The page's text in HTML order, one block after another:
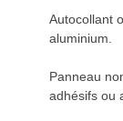
Autocollant
aluminium.
Panneau
adhésifs ou